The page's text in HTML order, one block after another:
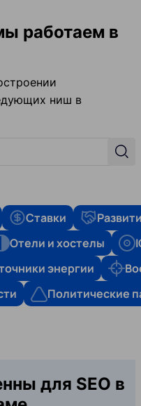
работаем в
ниш в
Ставки
Отели и хостелы
энергии
Политические
для SEO в